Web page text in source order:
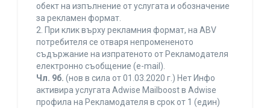
обект на изпълнение от услугата и обозначение
за рекламен формат.
2. При клик върху рекламния формат, на ABV
потребителя се отваря непромененото
съдържание на изпратеното от Рекламодателя
електронно съобщение (e-mail).
Чл. 9б. (нов в сила от 01.03.2020 г.) Нет Инфо
активира услугата Adwise Mailboost в Adwise
профила на Рекламодателя в срок от 1 (един)